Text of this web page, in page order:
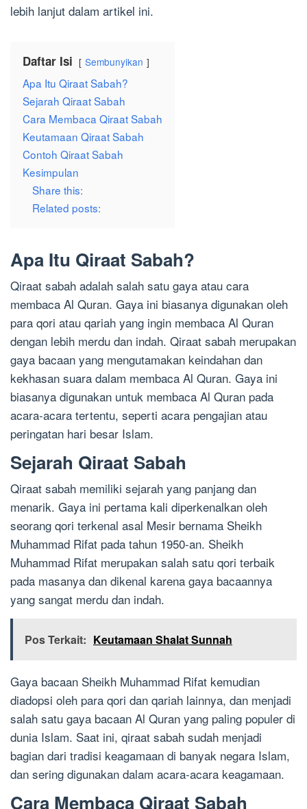
lebih lanjut dalam artikel ini.
Daftar Isi Sembunyikan
Apa Itu Qiraat Sabah?
Sejarah Qiraat Sabah
Cara Membaca Qiraat Sabah
Keutamaan Qiraat Sabah
Contoh Qiraat Sabah
Kesimpulan
Share this:
Related posts:
Apa Itu Qiraat Sabah?
Qiraat sabah adalah salah satu gaya atau cara
membaca Al Quran. Gaya ini biasanya digunakan oleh
para qori atau qariah yang ingin membaca Al Quran
dengan lebih merdu dan indah. Qiraat sabah merupakan
gaya bacaan yang mengutamakan keindahan dan
kekhasan suara dalam membaca Al Quran. Gaya ini
biasanya digunakan untuk membaca Al Quran pada
acara-acara tertentu, seperti acara pengajian atau
peringatan hari besar Islam.
Sejarah Qiraat Sabah
Qiraat sabah memiliki sejarah yang panjang dan
menarik. Gaya ini pertama kali diperkenalkan oleh
seorang qori terkenal asal Mesir bernama Sheikh
Muhammad Rifat pada tahun 1950-an. Sheikh
Muhammad Rifat merupakan salah satu qori terbaik
pada masanya dan dikenal karena gaya bacaannya
yang sangat merdu dan indah.
Pos Terkait: Keutamaan Shalat Sunnah
Gaya bacaan Sheikh Muhammad Rifat kemudian
diadopsi oleh para qori dan qariah lainnya, dan menjadi
salah satu gaya bacaan Al Quran yang paling populer di
dunia Islam. Saat ini, qiraat sabah sudah menjadi
bagian dari tradisi keagamaan di banyak negara Islam,
dan sering digunakan dalam acara-acara keagamaan.
Cara Membaca Qiraat Sabah